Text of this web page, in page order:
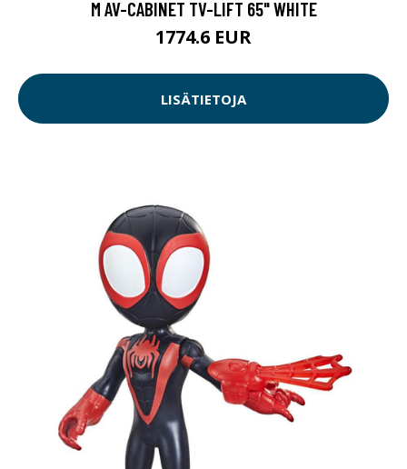
M AV-CABINET TV-LIFT 65" WHITE
1774.6 EUR
LISÄTIETOJA